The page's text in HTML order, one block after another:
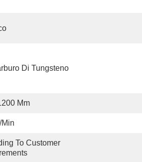
Di Tungsteno
Mm
min
To Customer